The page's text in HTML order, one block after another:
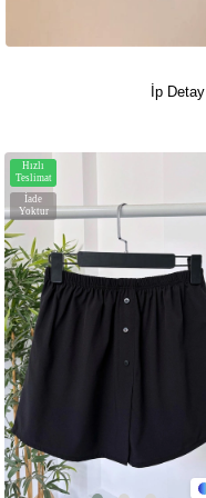
İp
İade
Yoktur
Hızlı
Teslimat